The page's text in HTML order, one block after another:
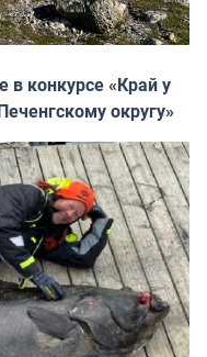
в конкурсе «Край у
округу»